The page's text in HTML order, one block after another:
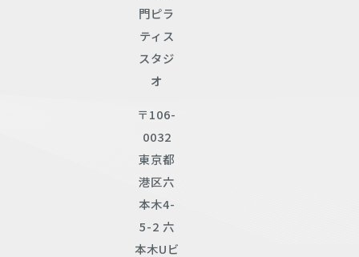
門ピラ
ティス
スタジ
オ
〒106-
0032
東京都
港区六
本木4-
5-2 六
本木Uビ